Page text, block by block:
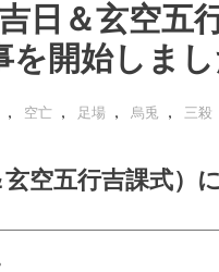
日＆玄空五
を開始しま
, 空亡 , 足場 , 烏兎 , 三殺
空五行吉課式）